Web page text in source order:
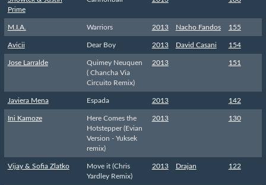
Prime
M.I.A. Warriors 2013 Nacho Fandos 155
Avicii Dear Boy 2013 David Casani 154
Jose Larralde
Quimey Neuquen
( Chancha Via
Circuito Remix)
2013 151
Javiera Mena Espada 2013 142
Ini Kamoze
Here Comes the
Hotstepper (Evian
Version - Yuksek
remix)
2013 130
Vijay & Sofia Zlatko
Move it (Chris
Yardley Remix)
2013 Drajan 122